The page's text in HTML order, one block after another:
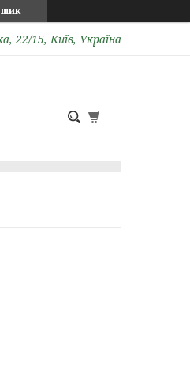
22/15, Київ, Україна